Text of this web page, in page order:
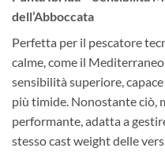
dell’Abboccata
Perfetta per il pescatore
calme, come il
sensibilità superiore,
più timide. Nonostante ciò,
performante, adatta a
stesso cast weight delle